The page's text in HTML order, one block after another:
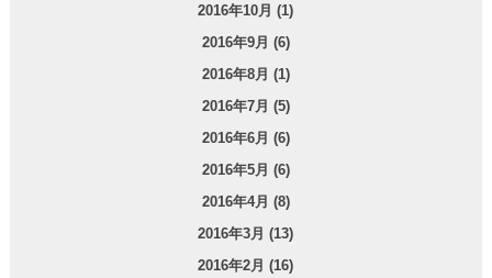
2016年10月 (1)
2016年9月 (6)
2016年8月 (1)
2016年7月 (5)
2016年6月 (6)
2016年5月 (6)
2016年4月 (8)
2016年3月 (13)
2016年2月 (16)